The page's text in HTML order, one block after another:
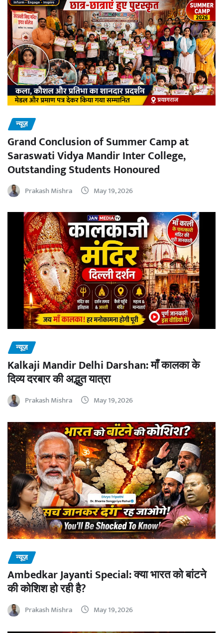
न्यूज़
Grand Conclusion of Summer Camp at
Saraswati Vidya Mandir Inter College,
Outstanding Students Honoured
Prakash Mishra May 19, 2026
न्यूज़
Kalkaji Mandir Delhi Darshan: माँ कालका के
दिव्य दरबार की अद्भुत यात्रा
Prakash Mishra May 19, 2026
न्यूज़
Ambedkar Jayanti Special: क्या भारत को बांटने
की कोशिश हो रही है?
Prakash Mishra May 19, 2026